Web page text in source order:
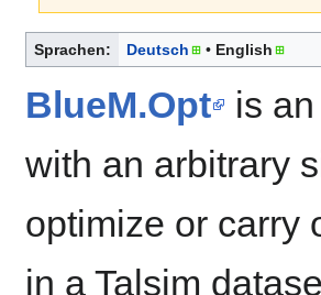
Sprachen: Deutsch English
BlueM.Opt
is
with an arbitrary
optimize or carry
in a Talsim